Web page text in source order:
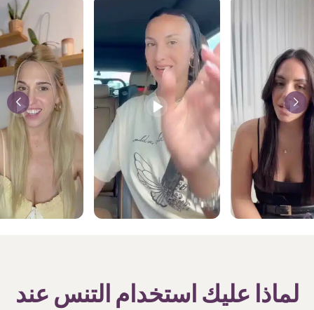
لماذا عليك استخدام التنس عند